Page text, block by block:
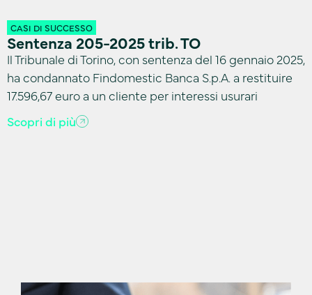
CASI DI SUCCESSO
Sentenza 205-2025 trib. TO
Il Tribunale di Torino, con sentenza del 16 gennaio 2025,
ha condannato Findomestic Banca S.p.A. a restituire
17.596,67 euro a un cliente per interessi usurari
Scopri di più